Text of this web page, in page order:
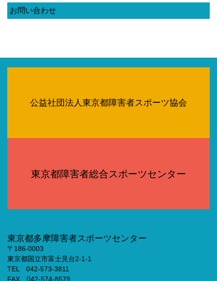
お問い合わせ
公益社団法人東京都障害者スポーツ協会
東京都障害者総合スポーツセンター
東京都多摩障害者スポーツセンター
〒186-0003
東京都国立市富士見台2-1-1
TEL 042-573-3811
FAX 042-574-8579